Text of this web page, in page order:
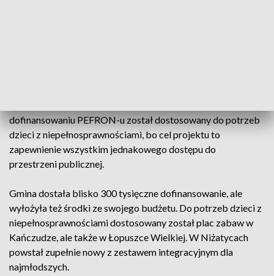
dofinansowaniu PEFRON-u został dostosowany do potrzeb
dzieci z niepełnosprawnościami, bo cel projektu to
zapewnienie wszystkim jednakowego dostępu do
przestrzeni publicznej.
Gmina dostała blisko 300 tysięczne dofinansowanie, ale
wyłożyła też środki ze swojego budżetu. Do potrzeb dzieci z
niepełnosprawnościami dostosowany został plac zabaw w
Kańczudze, ale także w Łopuszce Wielkiej. W Niżatycach
powstał zupełnie nowy z zestawem integracyjnym dla
najmłodszych.